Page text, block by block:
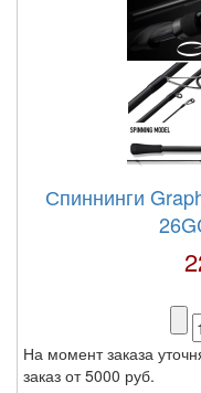
Спиннинги
На момент заказа
заказ от 5000 руб.